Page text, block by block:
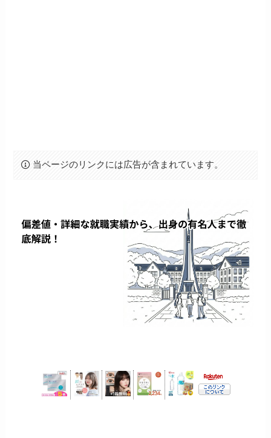
当ページのリンクには広告が含まれています。